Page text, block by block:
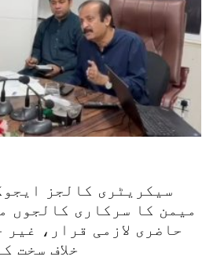
سیکریٹری کالجز
میمن کا سرکاری کالجوں
حاضری لازمی قرار، غیر
خلاف سخت